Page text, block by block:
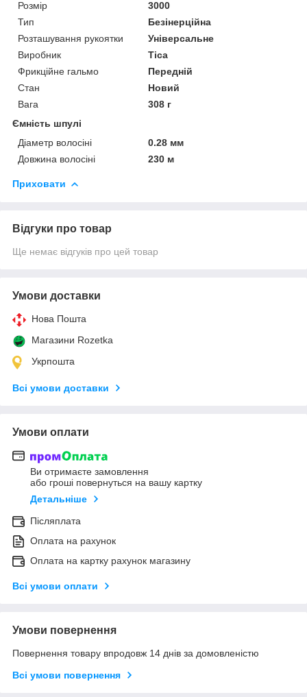
Розмір
3000
Тип
Безінерційна
Розташування рукоятки
Універсальне
Виробник
Tica
Фрикційне гальмо
Передній
Стан
Новий
Вага
308 г
Ємність шпулі
Діаметр волосіні
0.28 мм
Довжина волосіні
230 м
Приховати
Відгуки про товар
Ще немає відгуків про цей товар
Умови доставки
Нова Пошта
Магазини Rozetka
Укрпошта
Всі умови доставки
Умови оплати
Ви отримаєте замовлення
або гроші повернуться на вашу картку
Детальніше
Післяплата
Оплата на рахунок
Оплата на картку рахунок магазину
Всі умови оплати
Умови повернення
Повернення товару впродовж 14 днів за домовленістю
Всі умови повернення